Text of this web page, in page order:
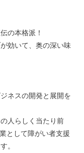
の本格派！
効いて、奥の深い味
ネスの開発と展開を
人らしく当たり前
として障がい者支援
。